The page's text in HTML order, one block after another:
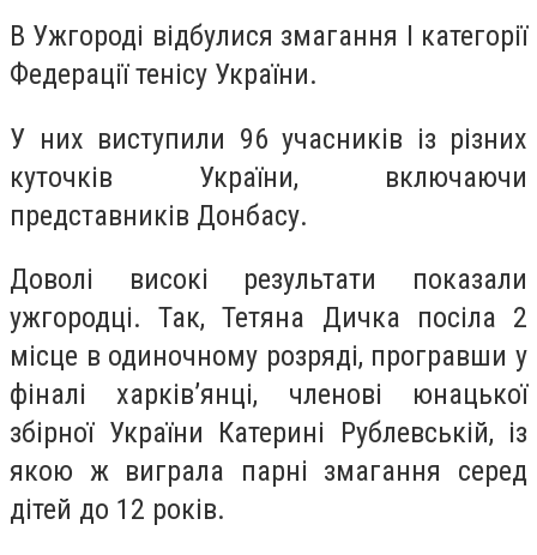
В Ужгороді відбулися змагання І категорії
Федерації тенісу України.
У них виступили 96 учасників із різних
куточків України, включаючи
представників Донбасу.
Доволі високі результати показали
ужгородці. Так, Тетяна Дичка посіла 2
місце в одиночному розряді, програвши у
фіналі харків’янці, членові юнацької
збірної України Катерині Рублевській, із
якою ж виграла парні змагання серед
дітей до 12 років.